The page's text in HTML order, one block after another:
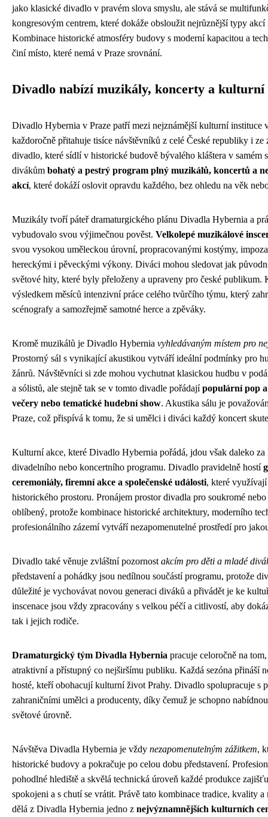
jako klasické divadlo v pravém slova smyslu, ale stává se
kongresovým centrem, které dokáže obsloužit nejrůznější typy
Kombinace historické atmosféry budovy s moderní kapacitou a
činí místo, které nemá v Praze srovnání.
Divadlo nabízí muzikály, koncerty a kulturní
Divadlo Hybernia v Praze patří mezi nejznámější kulturní instituce
každoročně přitahuje tisíce návštěvníků z celé České republiky i ze
divadlo, které sídlí v historické budově bývalého kláštera v samém
divákům bohatý a pestrý program plný muzikálů, koncertů a
akcí, které dokáží oslovit opravdu každého, bez ohledu na věk
Muzikály tvoří páteř dramaturgického plánu Divadla Hybernia a
vybudovalo svou výjimečnou pověst. Velkolepé muzikálové
svou vysokou uměleckou úrovní, propracovanými kostýmy,
hereckými i pěveckými výkony. Diváci mohou sledovat jak
světové hity, které byly přeloženy a upraveny pro české publikum.
výsledkem měsíců intenzivní práce celého tvůrčího týmu, který
scénografy a samozřejmě samotné herce a zpěváky.
Kromě muzikálů je Divadlo Hybernia vyhledávaným místem pro
Prostorný sál s vynikající akustikou vytváří ideální podmínky pro
žánrů. Návštěvníci si zde mohou vychutnat klasickou hudbu v
a sólistů, ale stejně tak se v tomto divadle pořádajípopulární pop
večery nebo tematické hudební show. Akustika sálu je
Praze, což přispívá k tomu, že si umělci i diváci každý koncert
Kulturní akce, které Divadlo Hybernia pořádá, jdou však daleko za
divadelního nebo koncertního programu. Divadlo pravidelně hostí
ceremoniály, firemní akce a společenské události, které
historického prostoru. Pronájem prostor divadla pro soukromé
oblíbený, protože kombinace historické architektury, moderního
profesionálního zázemí vytváří nezapomenutelné prostředí pro
Divadlo také věnuje zvláštní pozornost akcím pro děti a mladé
představení a pohádky jsou nedílnou součástí programu, protože
důležité je vychovávat novou generaci diváků a přivádět je ke
inscenace jsou vždy zpracovány s velkou péčí a citlivostí, aby
tak i jejich rodiče.
Dramaturgický tým Divadla Hybernia pracuje celoročně na
atraktivní a přístupný co nejširšímu publiku. Každá sezóna přináší
hosté, kteří obohacují kulturní život Prahy. Divadlo spolupracuje s
zahraničními umělci a producenty, díky čemuž je schopno
světové úrovně.
Návštěva Divadla Hybernia je vždy nezapomenutelným zážitkem,
historické budovy a pokračuje po celou dobu představení.
pohodlné hlediště a skvělá technická úroveň každé produkce
spokojeni a s chutí se vrátit. Právě tato kombinace tradice, kvality a
dělá z Divadla Hybernia jedno z nejvýznamnějších kulturních